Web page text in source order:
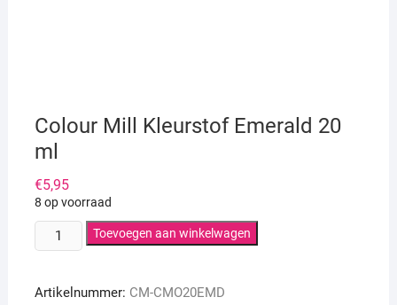
Colour Mill Kleurstof Emerald 20
ml
€5,95
8 op voorraad
Colour
Mill
Emerald
Toevoegen aan winkelwagen
Artikelnummer: CM-CMO20EMD